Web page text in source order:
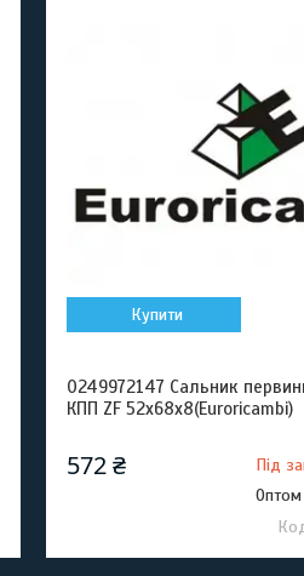
Купити
0249972147 Сальник
КПП ZF 52x68x8(Euroricambi)
572 ₴
Під
Оптом